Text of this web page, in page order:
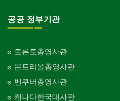
공공 정부기관
토론토총영사관
몬트리올총영사관
벤쿠버총영사관
캐나다한국대사관